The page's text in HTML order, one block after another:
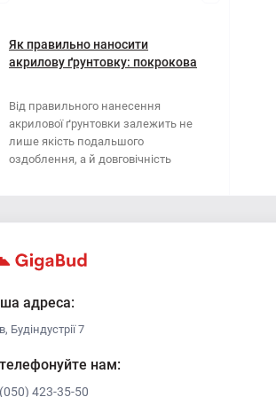
Наждачний папір
Стрічка
Викрутка
Губки для шліфування
Кліщі
Ключі
Лопата
Як правильно наносити
акрилову ґрунтовку: покрокова
Від правильного нанесення
акрилової ґрунтовки залежить не
лише якість подальшого
оздоблення, а й довговічність
адреса:
Будіндустрії 7
нам:
(050) 423-35-50